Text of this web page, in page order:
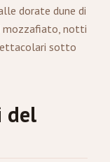
dorate dune di
mozzafiato, notti
sotto
del